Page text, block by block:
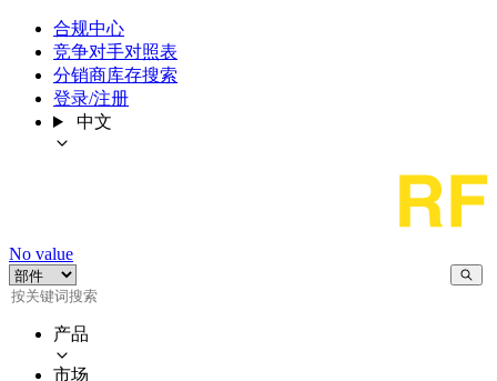
合规中心
竞争对手对照表
分销商库存搜索
登录/注册
中文
No value
产品
市场